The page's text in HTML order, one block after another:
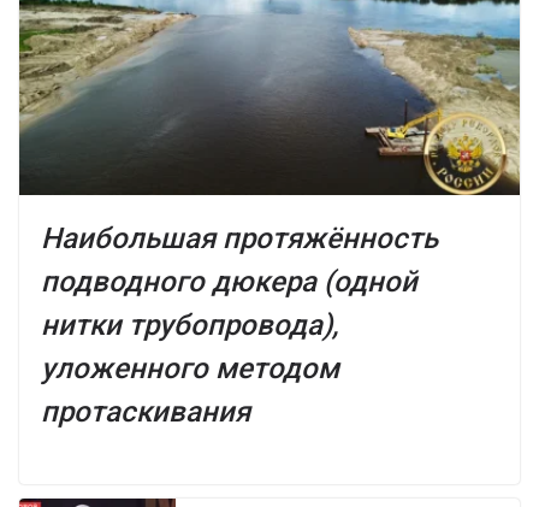
Наибольшая протяжённость
подводного дюкера (одной
нитки трубопровода),
уложенного методом
протаскивания